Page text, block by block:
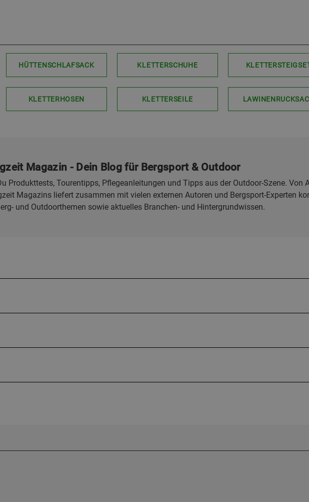
HÜTTENSCHLAFSACK
KLETTERHOSEN
KLETTERSCHUHE
KLETTERSEILE
Magazin - Dein Blog für Bergsport & Outdoor
Produkttests, Tourentipps, Pflegeanleitungen und Tipps aus der Outdoor-Szene. Von
Magazins liefert zusammen mit vielen externen Autoren und Bergsport-Experten
und Outdoorthemen sowie aktuelles Branchen- und Hintergrundwissen.